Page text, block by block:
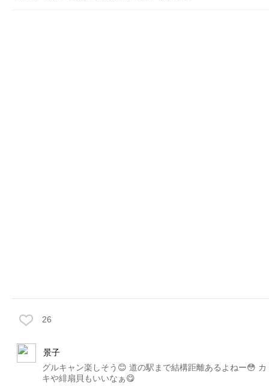
26
景子
グルキャン楽しそう😊 道の駅まで結構距離あるよねー😳 カ
キや緋扇貝もいいなぁ😋